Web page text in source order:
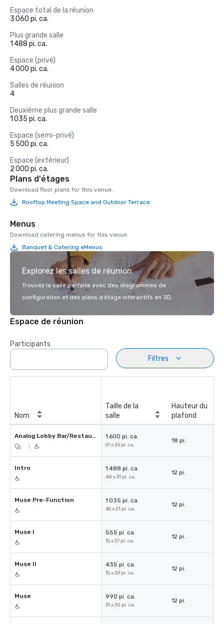
Espace total de la réunion
3 060 pi. ca.
Plus grande salle
1 488 pi. ca.
Espace (privé)
4 000 pi. ca.
Salles de réunion
4
Deuxième plus grande salle
1 035 pi. ca.
Espace (semi-privé)
5 500 pi. ca.
Espace (extérieur)
2 000 pi. ca.
Plans d'étages
Download floor plans for this venue.
Rooftop Meeting Space and Outdoor Terrace
Menus
Download catering menus for this venue.
Banquet & Catering eMenus
Explorez les salles de réunion
Trouvez la salle parfaite avec des diagrammes de
configuration et des plans d’étage interactifs en 3D.
Espace de réunion
Participants
Filtres
Nom
Taille de la
salle
Hauteur du
plafond
Analog Lobby Bar/Restaurant 1 600 pi. ca.
51 x 26 pi. ca.
18 pi.
Intro 1 488 pi. ca.
48 x 31 pi. ca.
12 pi.
Muse Pre-Function 1 035 pi. ca.
45 x 21 pi. ca.
12 pi.
Muse I 555 pi. ca.
15 x 37 pi. ca.
12 pi.
Muse II 435 pi. ca.
15 x 29 pi. ca.
12 pi.
Muse 990 pi. ca.
31 x 30 pi. ca.
12 pi.